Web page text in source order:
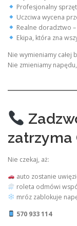
Profesjonalny
Uczciwa wycena
Realne doradztwo
Ekipa, która zna
Nie wymieniamy całej
Nie zmieniamy
zatrzyma
Nie czekaj, aż:
auto zostanie
roleta odmówi
mróz zablokuje
570 933 114